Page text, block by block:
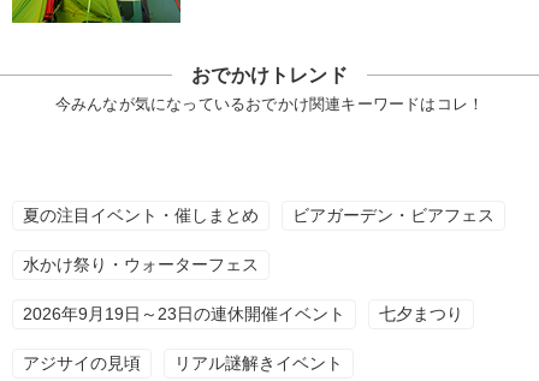
おでかけトレンド
今みんなが気になっているおでかけ関連キーワードはコレ！
夏の注目イベント・催しまとめ ビアガーデン・ビアフェス
水かけ祭り・ウォーターフェス
2026年9月19日～23日の連休開催イベント 七夕まつり
アジサイの見頃 リアル謎解きイベント